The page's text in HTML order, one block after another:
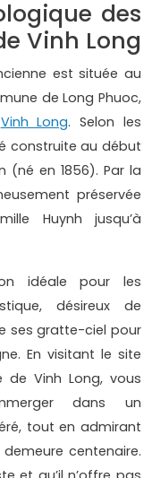
des
Vinh Long
est située au
de Long Phuoc,
Vinh Long. Selon les
construite au début
(né en 1856). Par la
préservée
Huynh jusqu’à
idéale pour les
désireux de
ses gratte-ciel pour
En visitant le site
Vinh Long, vous
dans un
tout en admirant
centenaire.